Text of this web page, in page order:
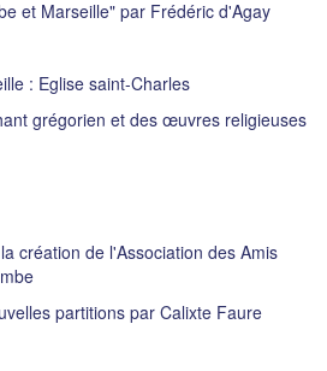
et Marseille" par Frédéric d'Agay
: Eglise saint-Charles
grégorien et des œuvres religieuses
création de l'Association des Amis
partitions par Calixte Faure